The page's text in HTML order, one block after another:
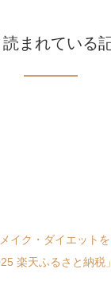
読まれている
イク・ダイエット
楽天ふるさと納税